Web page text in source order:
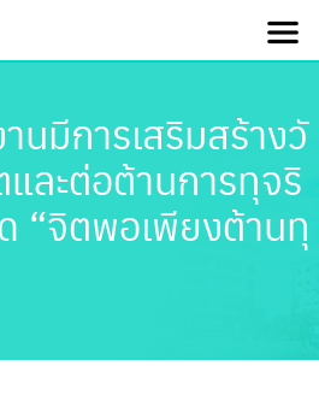
นมีการเสริมสร้างวั
ละต่อต้านการทุจริ
“จิตพอเพียงต้านทุ